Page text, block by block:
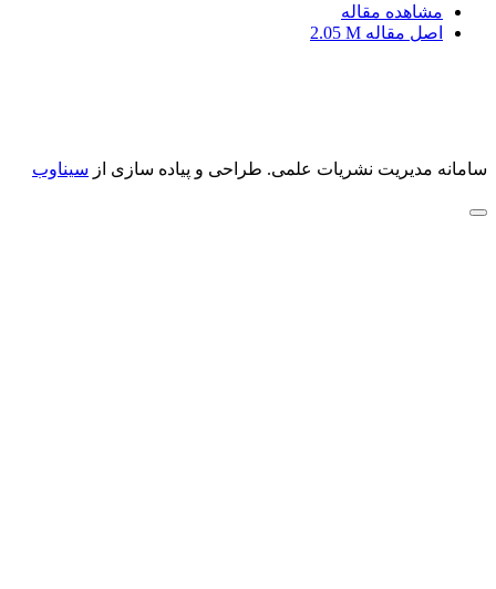
مشاهده مقاله
اصل مقاله 2.05 M
سامانه مدیریت نشریات علمی. طراحی و پیاده سازی از سیناوب